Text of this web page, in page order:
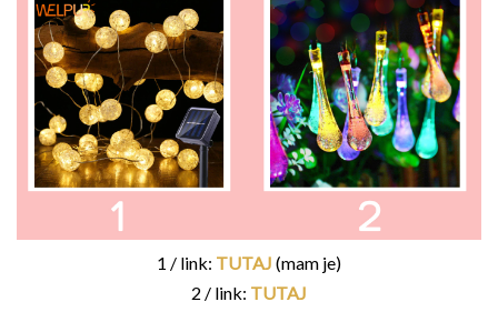
1 / link: TUTAJ (mam je)
2 / link: TUTAJ